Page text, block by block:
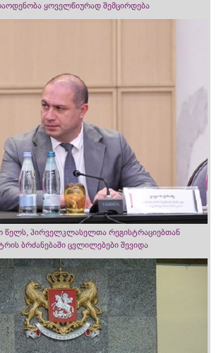
ყოველწიურად შემცირდება
წელს, პირველკლასელთა რეგისტრაციებთან
ბრძანებაში ცვლილებები შევიდა